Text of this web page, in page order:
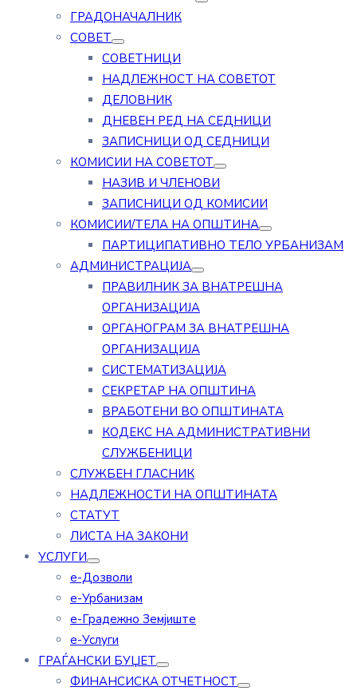
ГРАДОНАЧАЛНИК
СОВЕТ
СОВЕТНИЦИ
НАДЛЕЖНОСТ НА СОВЕТОТ
ДЕЛОВНИК
ДНЕВЕН РЕД НА СЕДНИЦИ
ЗАПИСНИЦИ ОД СЕДНИЦИ
КОМИСИИ НА СОВЕТОТ
НАЗИВ И ЧЛЕНОВИ
ЗАПИСНИЦИ ОД КОМИСИИ
КОМИСИИ/ТЕЛА НА ОПШТИНА
ПАРТИЦИПАТИВНО ТЕЛО УРБАНИЗАМ
АДМИНИСТРАЦИЈА
ПРАВИЛНИК ЗА ВНАТРЕШНА
ОРГАНИЗАЦИЈА
ОРГАНОГРАМ ЗА ВНАТРЕШНА
ОРГАНИЗАЦИЈА
СИСТЕМАТИЗАЦИЈА
СЕКРЕТАР НА ОПШТИНА
ВРАБОТЕНИ ВО ОПШТИНАТА
КОДЕКС НА АДМИНИСТРАТИВНИ
СЛУЖБЕНИЦИ
СЛУЖБЕН ГЛАСНИК
НАДЛЕЖНОСТИ НА ОПШТИНАТА
СТАТУТ
ЛИСТА НА ЗАКОНИ
УСЛУГИ
е-Дозволи
е-Урбанизам
е-Градежно Земјиште
е-Услуги
ГРАЃАНСКИ БУЏЕТ
ФИНАНСИСКА ОТЧЕТНОСТ